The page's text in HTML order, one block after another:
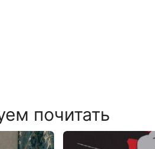
почитать